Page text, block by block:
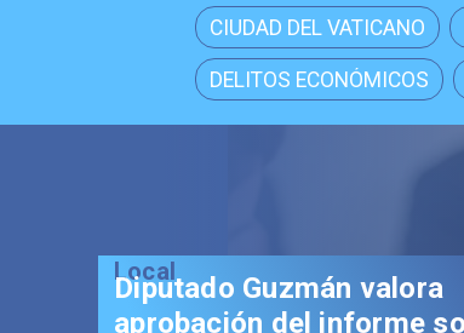
CIUDAD DEL VATICANO
DELITOS ECONÓMICOS